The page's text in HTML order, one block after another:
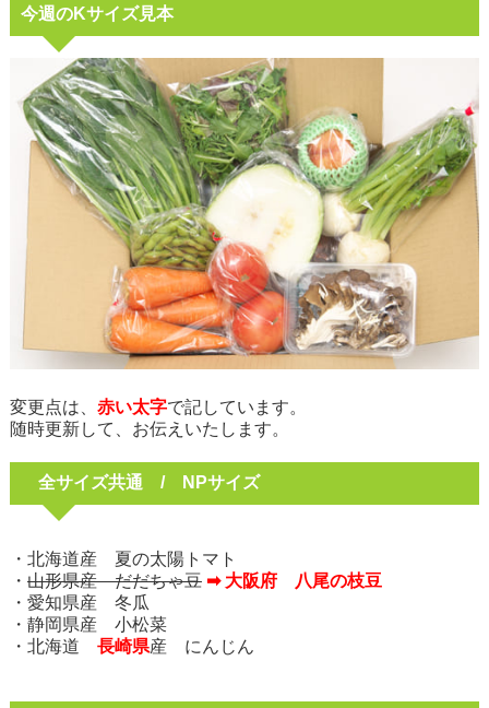
今週のKサイズ見本
変更点は、 赤い太字で記しています。
随時更新して、お伝えいたします。
全サイズ共通 / NPサイズ
・北海道産 夏の太陽トマト
・ 山形県産 だだちゃ豆 ➡ 大阪府 八尾の枝豆
・愛知県産 冬瓜
・静岡県産 小松菜
・北海道 長崎県産 にんじん